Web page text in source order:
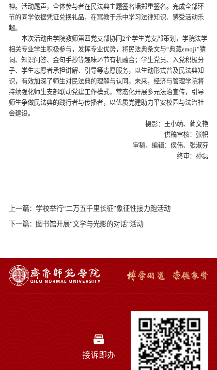
神。活动尾声，全体参与者在民法典主题签名墙郑重签名。完成全部环
节的同学依据凭证兑换礼品，在寓教于乐中学习法律知识、感受活动乐
趣。
本次活动由学院教师第四党支部协同2个学生党支部策划，学院法学
相关专业学生积极参与，发挥专业优势，将民法典条文与“典藏emoji”猜
词、知识问答、金句手抄等趣味环节有机融合；学生党员、入党积极分
子、学生志愿者承担讲解、引导等志愿服务，以生动形式普及民法典知
识，有效加深了师生对民法典的理解与认同。未来，经济与管理学院将
持续强化师生支部联动党建工作模式，常态化开展多元法治宣传，引导
师生争做民法典的践行者与传播者，以优质党建助力平安校园与法治社
会建设。
摄影：王小萌、蔺文艳
供稿审核：张帜
审稿、编辑：侯伟、张淑芬
终审：孙磊
上一篇：学校举行“二万五千里长征”象征性接力跑活动
下一篇：图书馆开展“文学与光影的对话”活动
接诉即办